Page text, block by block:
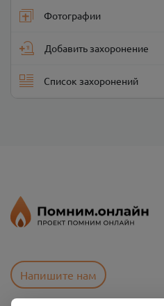
Фотографии
Добавить захоронение
Список захоронений
Напишите нам